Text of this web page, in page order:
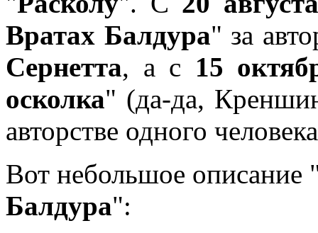
Вратах Балдура" за
Сернетта, а с 15
осколка" (да-да,
авторстве одного
Вот небольшое описание
Балдура":